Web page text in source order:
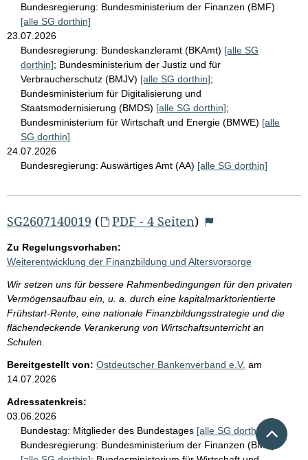
Bundesregierung: Bundesministerium der Finanzen (BMF)
[alle SG dorthin]
23.07.2026
Bundesregierung: Bundeskanzleramt (BKAmt) [alle SG
dorthin]; Bundesministerium der Justiz und für
Verbraucherschutz (BMJV) [alle SG dorthin];
Bundesministerium für Digitalisierung und
Staatsmodernisierung (BMDS) [alle SG dorthin];
Bundesministerium für Wirtschaft und Energie (BMWE) [alle
SG dorthin]
24.07.2026
Bundesregierung: Auswärtiges Amt (AA) [alle SG dorthin]
SG2607140019 ( PDF - 4 Seiten)
Zu Regelungsvorhaben:
Weiterentwicklung der Finanzbildung und Altersvorsorge
Wir setzen uns für bessere Rahmenbedingungen für den privaten
Vermögensaufbau ein, u. a. durch eine kapitalmarktorientierte
Frühstart-Rente, eine nationale Finanzbildungsstrategie und die
flächendeckende Verankerung von Wirtschaftsunterricht an
Schulen.
Bereitgestellt von: Ostdeutscher Bankenverband e.V. am
14.07.2026
Adressatenkreis:
03.06.2026
Bundestag: Mitglieder des Bundestages [alle SG dorthin]
Bundesregierung: Bundesministerium der Finanzen (BMF)